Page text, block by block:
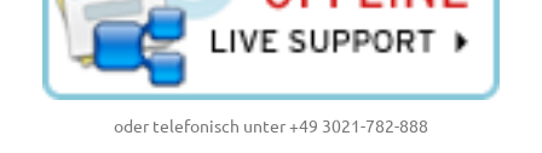
oder telefonisch unter +49 3021-782-888